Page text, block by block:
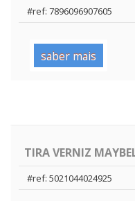
#ref: 7896096907605
saber mais
TIRA VERNIZ
#ref: 5021044024925